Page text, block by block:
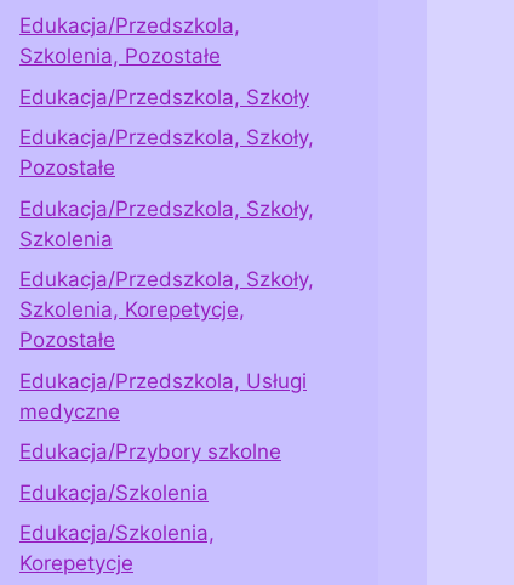
Edukacja/Przedszkola,
Szkolenia, Pozostałe
Edukacja/Przedszkola, Szkoły
Edukacja/Przedszkola, Szkoły,
Pozostałe
Edukacja/Przedszkola, Szkoły,
Szkolenia
Edukacja/Przedszkola, Szkoły,
Szkolenia, Korepetycje,
Pozostałe
Edukacja/Przedszkola, Usługi
medyczne
Edukacja/Przybory szkolne
Edukacja/Szkolenia
Edukacja/Szkolenia,
Korepetycje